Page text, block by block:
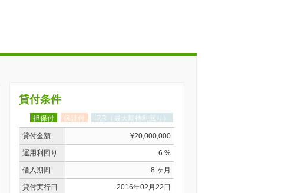
貸付条件
担保付 保証付 IRR（最大期待利回り）
貸付金額 ¥20,000,000
運用利回り 6 %
借入期間 8 ヶ月
貸付実行日 2016年02月22日